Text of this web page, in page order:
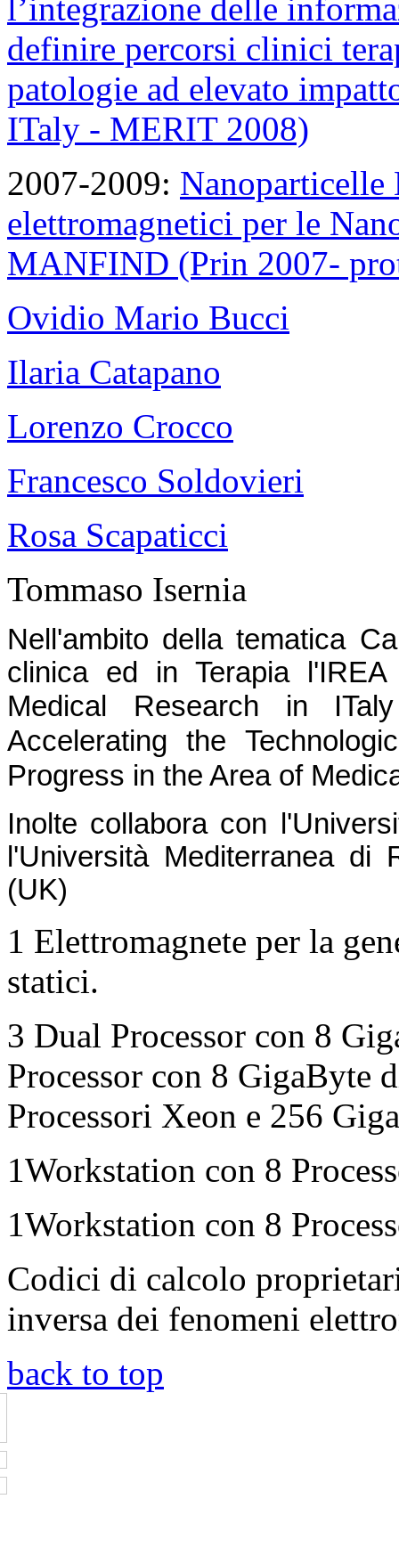
l’integrazione delle
definire percorsi clinici
patologie ad elevato
ITaly - MERIT 2008)
2007-2009: Nanoparticelle
elettromagnetici per le
MANFIND (Prin 2007-
Ovidio Mario Bucci
Ilaria Catapano
Lorenzo Crocco
Francesco Soldovieri
Rosa Scapaticci
Tommaso Isernia
Nell'ambito della tematica
clinica ed in Terapia
Medical Research in
Accelerating the
Progress in the Area of
Inolte collabora con
l'Università Mediterranea di
(UK)
1 Elettromagnete per la
statici.
3 Dual Processor con 8
Processor con 8 GigaByte
Processori Xeon e 256
1Workstation con 8
1Workstation con 8
Codici di calcolo
inversa dei fenomeni
back to top